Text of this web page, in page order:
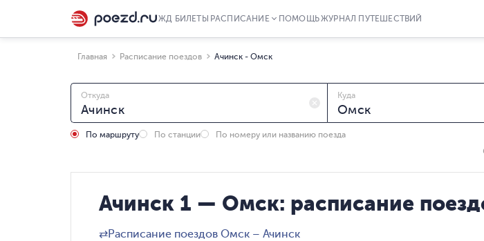
ЖД БИЛЕТЫ РАСПИСАНИЕ ПОМОЩЬЖУРНАЛ ПУТЕШЕСТВИЙ
Главная Расписание поездов Ачинск - Омск
Откуда Куда
По маршруту По станции По номеру или названию поезда
Ачинск 1 — Омск: расписание
⇄Расписание поездов Омск – Ачинск